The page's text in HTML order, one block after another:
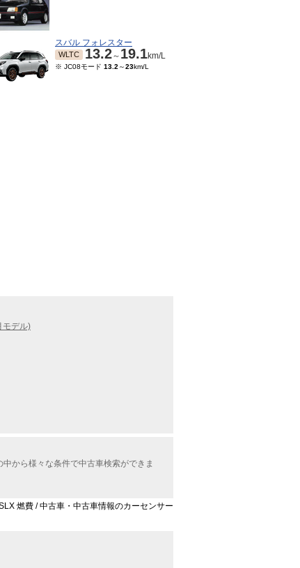
スバル フォレスター
WLTC 13.2～ 19.1km/L
※ JC08モード 13.2 ～23km/L
モデル)
から様々な条件で中古車検索ができま
燃費 / 中古車・中古車情報のカーセンサー